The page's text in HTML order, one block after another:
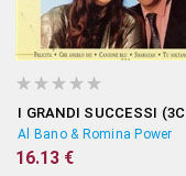
I GRANDI SUCCESSI
Al Bano & Romina Power
16.13 €